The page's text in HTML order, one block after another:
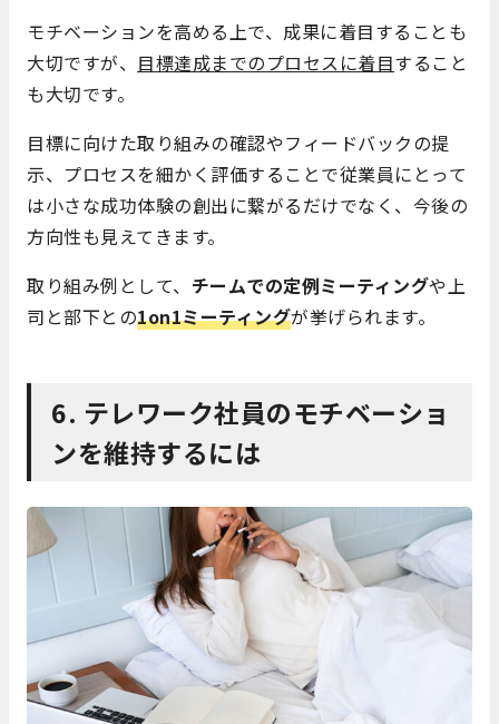
モチベーションを高める上で、成果に着目することも
大切ですが、 目標達成までのプロセスに着目すること
も大切です。
目標に向けた取り組みの確認やフィードバックの提
示、プロセスを細かく評価することで従業員にとって
は小さな成功体験の創出に繋がるだけでなく、今後の
方向性も見えてきます。
取り組み例として、 チームでの定例ミーティングや上
司と部下との1on1ミーティングが挙げられます。
6. テレワーク社員のモチベーショ
ンを維持するには